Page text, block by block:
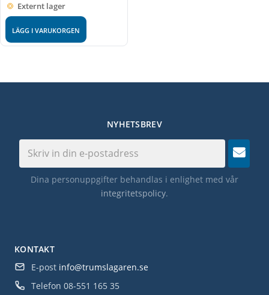
Externt lager
LÄGG I VARUKORGEN
KONTAKT
E-post info@trumslagaren.se
Telefon 08-551 165 35
NYHETSBREV
Dina personuppgifter behandlas i enlighet med vår
integritetspolicy.